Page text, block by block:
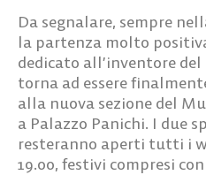
Da segnalare, sempre
la partenza molto
dedicato all’inventore
torna ad essere
alla nuova sezione del
a Palazzo Panichi. I due
resteranno aperti tutti i
19.00, festivi compresi